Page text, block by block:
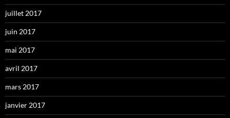
juillet 2017
juin 2017
mai 2017
avril 2017
mars 2017
janvier 2017